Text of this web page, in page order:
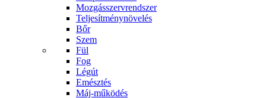
Mozgásszervrendszer
Teljesítménynövelés
Bőr
Szem
Fül
Fog
Légút
Emésztés
Máj-működés